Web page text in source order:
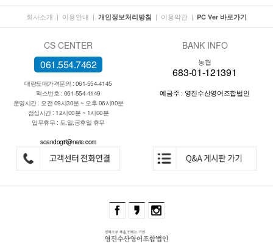
회사소개 | 이용안내 | 개인정보처리방침 | 이용약관 | PC Ver 바로가기
CS CENTER
061.554.7462
대량도매가격문의 : 061-554-4145
팩스번호 : 061-554-4149
운영시간 : 오전 09시30분 ~ 오후 06시00분
점심시간 : 12시00분 ~ 1시00분
업무휴무 : 토,일,공휴일 휴무
soandogirl@nate.com
BANK INFO
농협
683-01-121391
예금주 : 영진수산영어조합법인